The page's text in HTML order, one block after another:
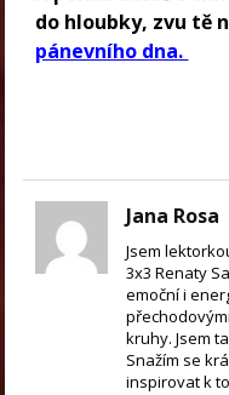
do hloubky, zvu tě
pánevního dna.
Jana Rosa
Jsem
3x3 Renaty
emoční i
kruhy. Jsem
Snažím se
inspirovat k